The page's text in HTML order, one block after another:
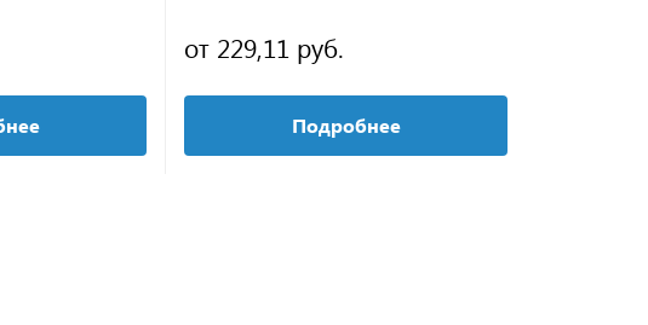
от 229,11 руб.
Подробнее